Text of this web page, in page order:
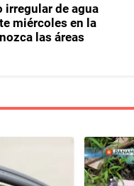
irregular de agua
miércoles en la
las áreas